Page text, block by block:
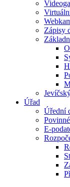
Zápisy
Úřad
Úřední
E-